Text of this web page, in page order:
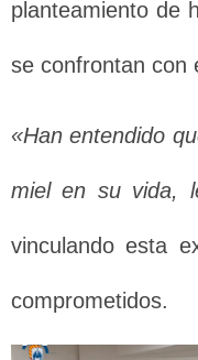
planteamiento de
se confrontan con
«Han entendido
miel en su vida,
vinculando esta
comprometidos.